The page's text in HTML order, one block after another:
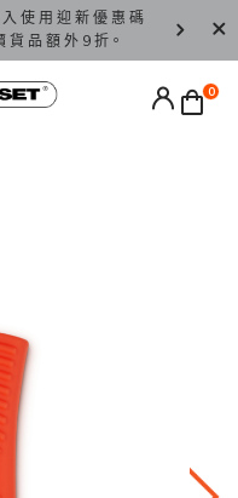
使 用 迎 新 優 惠 碼
貨 品 額 外 9 折。
香 港 / 澳
0